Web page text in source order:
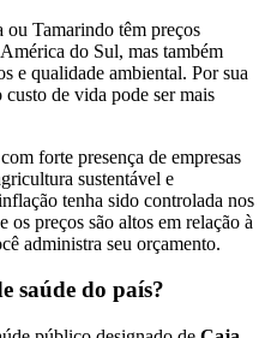
ou Tamarindo têm preços
do Sul, mas também
e qualidade ambiental. Por sua
de vida pode ser mais
com forte presença de empresas
sustentável e
tenha sido controlada nos
os preços são altos em relação à
administra seu orçamento.
saúde do país?